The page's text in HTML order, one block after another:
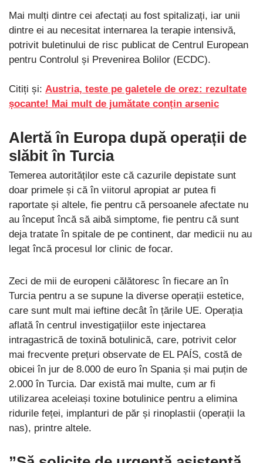
Mai mulți dintre cei afectați au fost spitalizați, iar unii
dintre ei au necesitat internarea la terapie intensivă,
potrivit buletinului de risc publicat de Centrul European
pentru Controlul și Prevenirea Bolilor (ECDC).
Citiți și: Austria, teste pe galetele de orez: rezultate
șocante! Mai mult de jumătate conțin arsenic
Alertă în Europa după operații de
slăbit în Turcia
Temerea autorităților este că cazurile depistate sunt
doar primele și că în viitorul apropiat ar putea fi
raportate și altele, fie pentru că persoanele afectate nu
au început încă să aibă simptome, fie pentru că sunt
deja tratate în spitale de pe continent, dar medicii nu au
legat încă procesul lor clinic de focar.
Zeci de mii de europeni călătoresc în fiecare an în
Turcia pentru a se supune la diverse operații estetice,
care sunt mult mai ieftine decât în țările UE. Operația
aflată în centrul investigațiilor este injectarea
intragastrică de toxină botulinică, care, potrivit celor
mai frecvente prețuri observate de EL PAÍS, costă de
obicei în jur de 8.000 de euro în Spania și mai puțin de
2.000 în Turcia. Dar există mai multe, cum ar fi
utilizarea aceleiași toxine botulinice pentru a elimina
ridurile feței, implanturi de păr și rinoplastii (operații la
nas), printre altele.